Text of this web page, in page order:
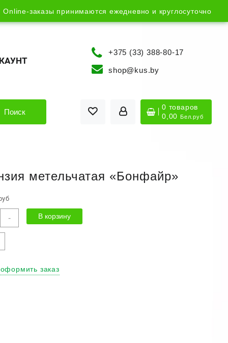
Online-заказы принимаются ежедневно и круглосуточно
+375 (33) 388-80-17
shop@kus.by
Поиск
0 товаров
0,00 Бел.руб
метельчатая «Бонфайр»
- В корзину
заказ